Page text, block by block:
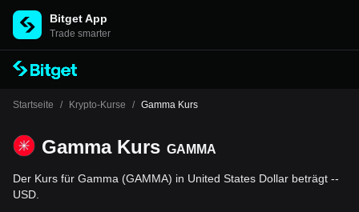
Bitget App
Trade smarter
Startseite / Krypto-Kurse / Gamma Kurs
Gamma Kurs GAMMA
Der Kurs für Gamma (GAMMA) in United States Dollar beträgt --
USD.